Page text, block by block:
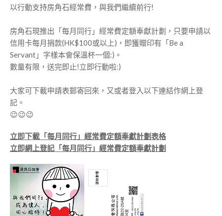
以行動支持房角石經常費，與我們繼續前行!
房角石現推出「每月同行」經常費定額奉獻計劃，只要申請以
信用卡每月捐款(HK$100或以上)，即獲贈印有「Be a
Servant」字樣本會保溫杯一個:)。
數量有限，送完即止!立即行動啦:)
大家可下載申請表郵寄回來，又或者登入以下連結作網上登
記。
😉😉😉
立即下載「每月同行」經常費定額奉獻計劃表格
立即網上登記「每月同行」經常費定額奉獻計劃